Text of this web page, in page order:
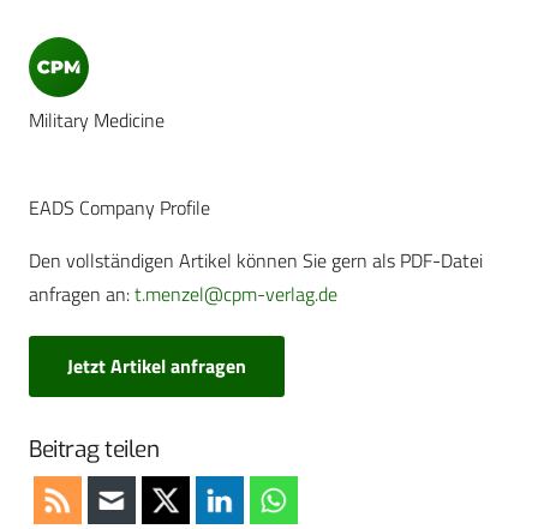
Military Medicine
EADS Company Profile
Den vollständigen Artikel können Sie gern als PDF-Datei
anfragen an:t.menzel@cpm-verlag.de
Jetzt Artikel anfragen
Beitrag teilen